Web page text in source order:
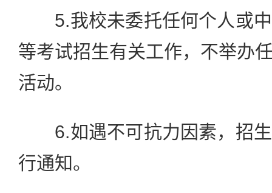
5.我校未委托任何个人或中
等考试招生有关工作，不举办
活动。
6.如遇不可抗力因素，招生
行通知。